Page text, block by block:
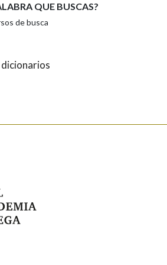
QUE BUSCAS?
de busca